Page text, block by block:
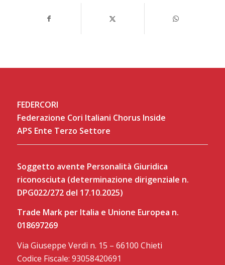
FEDERCORI
Federazione Cori Italiani Chorus Inside
APS Ente Terzo Settore
Soggetto avente Personalità Giuridica
riconosciuta (determinazione dirigenziale n.
DPG022/272 del 17.10.2025)
Trade Mark per Italia e Unione Europea n.
018697269
Via Giuseppe Verdi n. 15 – 66100 Chieti
Codice Fiscale: 93058420691